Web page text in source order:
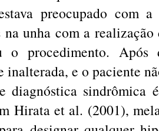
preocupado com
na unha com a
o procedimento.
inalterada, e o paciente
diagnóstica sindrômica
Hirata et al. (2001),